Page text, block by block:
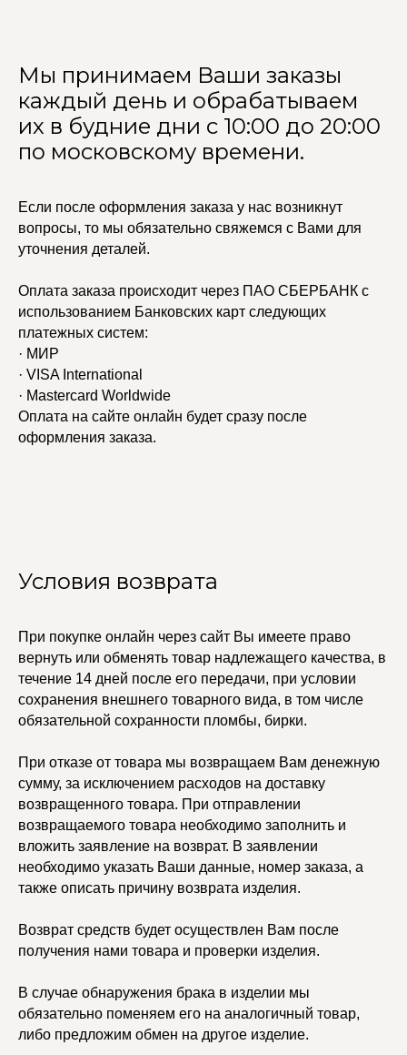
Мы принимаем Ваши заказы
каждый день и обрабатываем
их в будние дни с 10:00 до 20:00
по московскому времени.
Если после оформления заказа у нас возникнут
вопросы, то мы обязательно свяжемся с Вами для
уточнения деталей.
Оплата заказа происходит через ПАО СБЕРБАНК с
использованием Банковских карт следующих
платежных систем:
· МИР
· VISA International
· Mastercard Worldwide
Оплата на сайте онлайн будет сразу после
оформления заказа.
Условия возврата
При покупке онлайн через сайт Вы имеете право
вернуть или обменять товар надлежащего качества, в
течение 14 дней после его передачи, при условии
сохранения внешнего товарного вида, в том числе
обязательной сохранности пломбы, бирки.
При отказе от товара мы возвращаем Вам денежную
сумму, за исключением расходов на доставку
возвращенного товара. При отправлении
возвращаемого товара необходимо заполнить и
вложить заявление на возврат. В заявлении
необходимо указать Ваши данные, номер заказа, а
также описать причину возврата изделия.
Возврат средств будет осуществлен Вам после
получения нами товара и проверки изделия.
В случае обнаружения брака в изделии мы
обязательно поменяем его на аналогичный товар,
либо предложим обмен на другое изделие.
УЧАСТВУЙТЕ В НАШЕЙ
СИСТЕМЕ ЛОЯЛЬНОСТИ
Сеты
Возврат и гарантия
КАТАЛОГ
Бодичейны
Стилист на связи
Договор оферты
Политика
ПОКУПАТЕЛЯМ
Кольца
Браслеты
Колье
Каффы
Серьги
Чокеры
Изделия на заказ
Упаковка
Сертификаты
Регистрация